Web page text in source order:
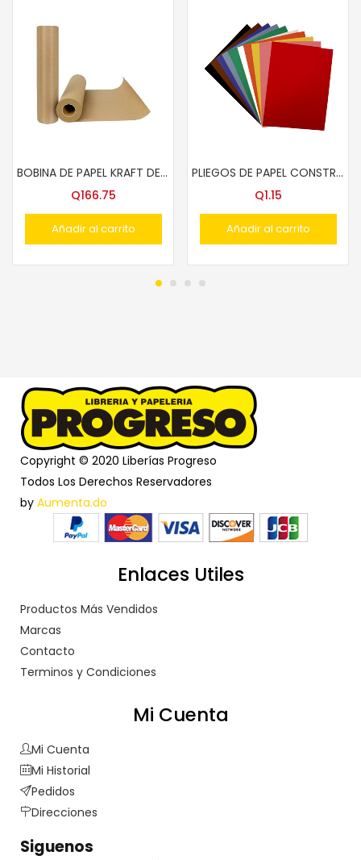
BOBINA DE PAPEL KRAFT DELGADO 24″A
Q166.75
Añadir al carrito
PLIEGOS DE PAPEL CONSTRUCCION
Q1.15
Añadir al carrito
Copyright © 2020 Liberías Progreso
Todos Los Derechos Reservadores
by Aumenta.do
Enlaces Utiles
Productos Más Vendidos
Marcas
Contacto
Terminos y Condiciones
Mi Cuenta
Mi Cuenta
Mi Historial
Pedidos
Direcciones
Siguenos